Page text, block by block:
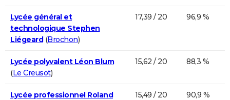
Lycée général et
technologique Stephen
Liégeard(Brochon)
17,39 / 20 96,9 %
Lycée polyvalent Léon Blum
(Le Creusot)
15,62 / 20 88,3 %
Lycée professionnel Roland
15,49 / 20 90,9 %